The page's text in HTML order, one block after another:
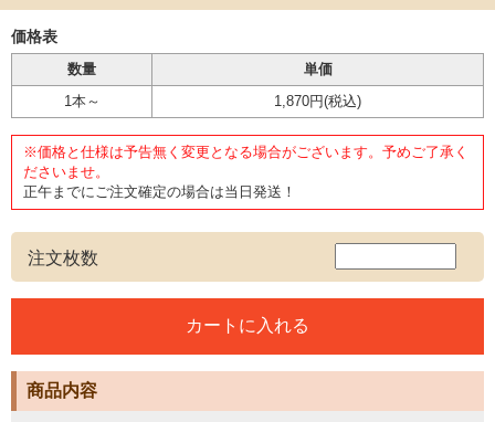
価格表
数量
単価
1本～
1,870円(税込)
※価格と仕様は予告無く変更となる場合がございます。予めご了承く
ださいませ。
正午までにご注文確定の場合は当日発送！
注文枚数
商品内容